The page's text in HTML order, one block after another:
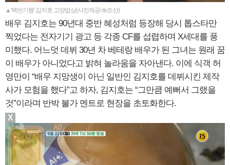
▲'백반기행' 김지호 고양밥상(사진제공=tv조선)
배우 김지호는 90년대 중반 혜성처럼 등장해 당시 톱스타만
찍었다는 전자기기 광고 등 각종 CF를 섭렵하며 X세대를 풍
미했다. 어느덧 데뷔 30년 차 베테랑 배우가 된 그녀는 원래 꿈
이 배우가 아니었다고 밝혀 놀라움을 자아낸다. 이에 식객 허
영만이 “배우 지망생이 아닌 일반인 김지호를 데뷔시킨 제작
사가 모험을 했다”고 하자, 김지호는 “그만큼 예뻐서 그랬을
것”이라며 반박 불가 멘트로 현장을 초토화한다.
X